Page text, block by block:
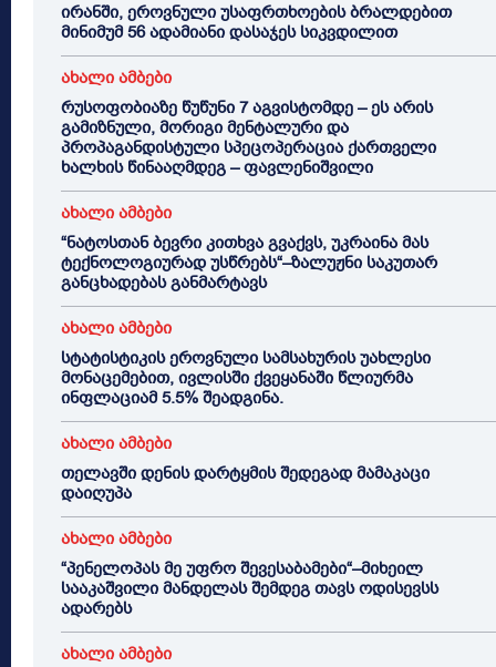
ირანში, ეროვნული უსაფრთხოების ბრალდებით
მინიმუმ 56 ადამიანი დასაჯეს სიკვდილით
ახალი ამბები
რუსოფობიაზე წუწუნი 7 აგვისტომდე – ეს არის
გამიზნული, მორიგი მენტალური და
პროპაგანდისტული სპეცოპერაცია ქართველი
ხალხის წინააღმდეგ – ფავლენიშვილი
ახალი ამბები
“ნატოსთან ბევრი კითხვა გვაქვს, უკრაინა მას
ტექნოლოგიურად უსწრებს“–ზალუჟნი საკუთარ
განცხადებას განმარტავს
ახალი ამბები
სტატისტიკის ეროვნული სამსახურის უახლესი
მონაცემებით, ივლისში ქვეყანაში წლიურმა
ინფლაციამ 5.5% შეადგინა.
ახალი ამბები
თელავში დენის დარტყმის შედეგად მამაკაცი
დაიღუპა
ახალი ამბები
“პენელოპას მე უფრო შევესაბამები“–მიხეილ
სააკაშვილი მანდელას შემდეგ თავს ოდისევსს
ადარებს
ახალი ამბები